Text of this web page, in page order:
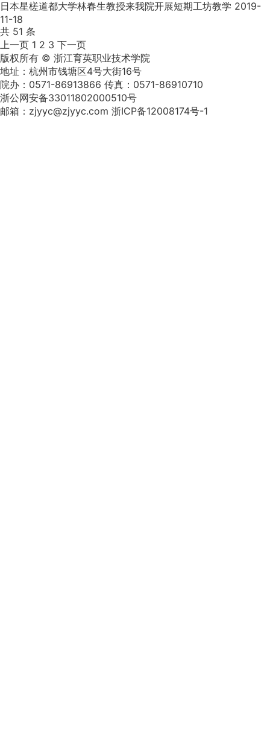
日本星槎道都大学林春生教授来我院开展短期工坊教学 2019-
11-18
共 51 条
上一页 1 2 3 下一页
版权所有 © 浙江育英职业技术学院
地址：杭州市钱塘区4号大街16号
院办：0571-86913866 传真：0571-86910710
浙公网安备33011802000510号
邮箱：zjyyc@zjyyc.com 浙ICP备12008174号-1